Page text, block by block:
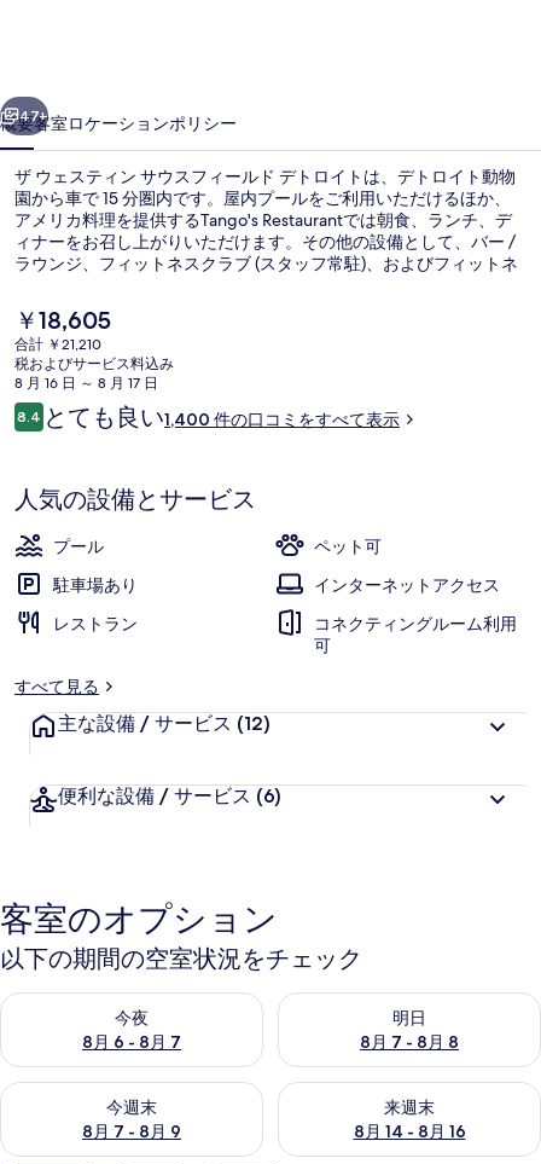
サ
ウ
ス
フ
ィ
ー
ル
ド
デ
ロ
イ
ト
の
真
次へ
47+
概要客室ロケーションポリシー
ザ ウェスティン サウスフィールド デトロイトは、デトロイト動物
園から車で 15 分圏内です。屋内プールをご利用いただけるほか、
アメリカ料理を提供するTango's Restaurantでは朝食、ランチ、デ
ィナーをお召し上がりいただけます。その他の設備として、バー /
ラウンジ、フィットネスクラブ (スタッフ常駐)、およびフィットネ
ます。
現
在
の
料
金
は
す
￥18,605
合計 ￥21,210
税およびサービス料込み
8 月 16 日 ～ 8 月 17 日
口
コ
8.410段階中8.4
とても良い1,400 件の口コミをすべて表示
人気の設備とサービス
プール
ペット可
駐車場あり
インターネットアクセス
レストラン
コネクティングルーム利用
可
すべて見る
主な設備 / サービス (12)
便利な設備 / サービス (6)
客室のオプション
以下の期間の空室状況をチェック
今夜
8月 6 - 8月 7
今夜 8月 6 - 8月 7 の空室状況をチェック
明日
8月 7 - 8月 8
明日 8月 7 - 8月 8 の空室状況
今週末
8月 7 - 8月 9
今週末 8月 7 - 8月 9 の空室状況をチェック
来週末
8月 14 - 8月 16
来週末 8月 14 - 8月 16 の空室